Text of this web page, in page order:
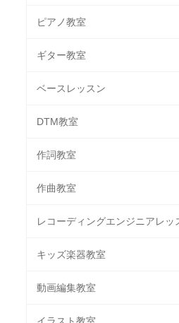
ピアノ教室
ギター教室
ベースレッスン
DTM教室
作詞教室
作曲教室
レコーディングエンジニアレッ
キッズ楽器教室
動画編集教室